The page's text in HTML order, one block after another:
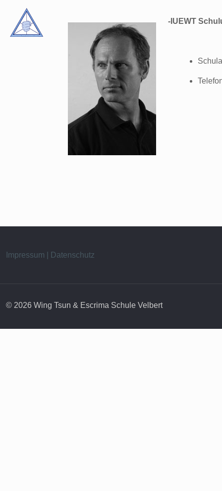
-IUEWT
Impressum | Datenschutz
© 2026 Wing Tsun & Escrima Schule Velbert